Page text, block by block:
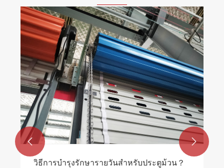
วิธีการบำรุงรักษารายวันสำหรับประตูม้วน？
 